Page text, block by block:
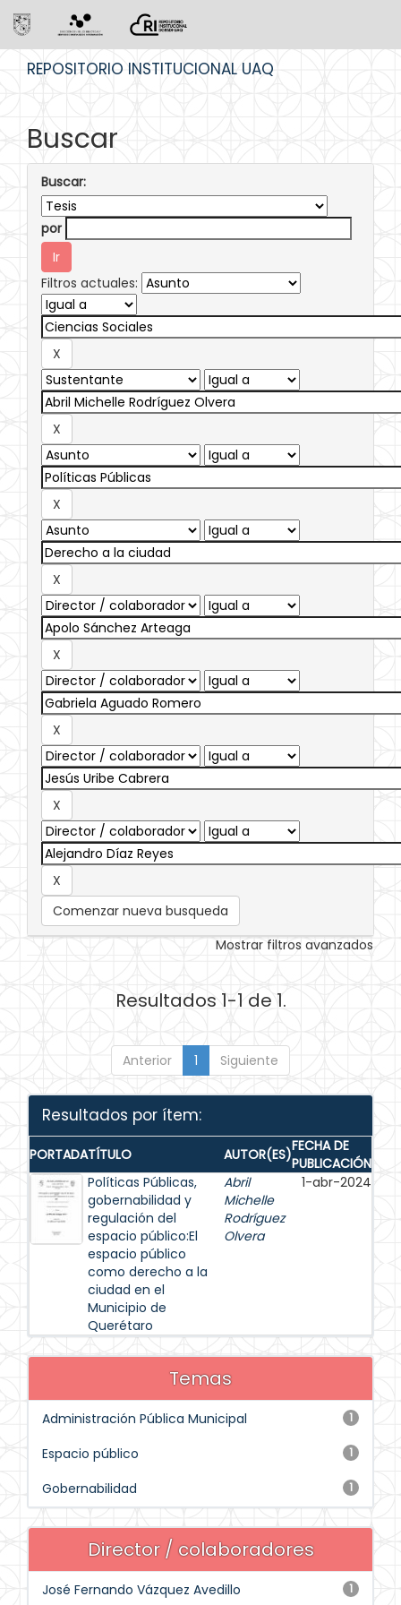
REPOSITORIO INSTITUCIONAL UAQ
Buscar
Buscar:
por
Filtros actuales:
Comenzar nueva busqueda
Mostrar filtros avanzados
Resultados 1-1 de 1.
Anterior 1 Siguiente
Resultados por ítem:
PORTADATÍTULO AUTOR(ES)FECHA DE
PUBLICACIÓN
Políticas Públicas,
gobernabilidad y
regulación del
espacio público:El
espacio público
como derecho a la
ciudad en el
Municipio de
Querétaro
Abril
Michelle
Rodríguez
Olvera
1-abr-2024
Temas
1
Administración Pública Municipal
1
Espacio público
1
Gobernabilidad
Director / colaboradores
1
José Fernando Vázquez Avedillo